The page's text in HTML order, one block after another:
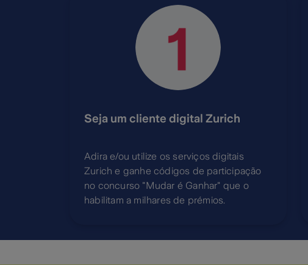
Seja um cliente digital Zurich
Adira e/ou utilize os serviços digitais
Zurich e ganhe códigos de participação
no concurso "Mudar é Ganhar" que o
habilitam a milhares de prémios.